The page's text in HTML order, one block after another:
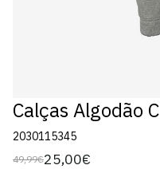
Calças Algodão
2030115345
Preço
49,99€
Preço
25,00€